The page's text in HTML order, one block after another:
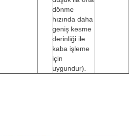
dönme
hızında daha
geniş kesme
derinliği ile
kaba işleme
için
uygundur).